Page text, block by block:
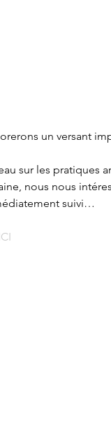
un versant
sur les pratiques
nous nous
suivi…